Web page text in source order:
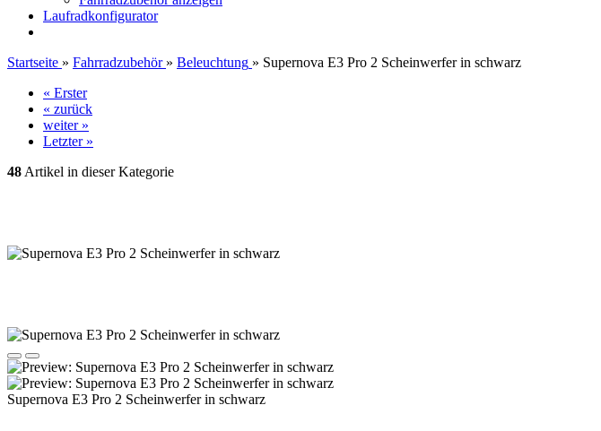
Laufradkonfigurator
Startseite » Fahrradzubehör » Beleuchtung » Supernova E3 Pro 2 Scheinwerfer in schwarz
« Erster
« zurück
weiter »
Letzter »
48 Artikel in dieser Kategorie
Supernova E3 Pro 2 Scheinwerfer in schwarz